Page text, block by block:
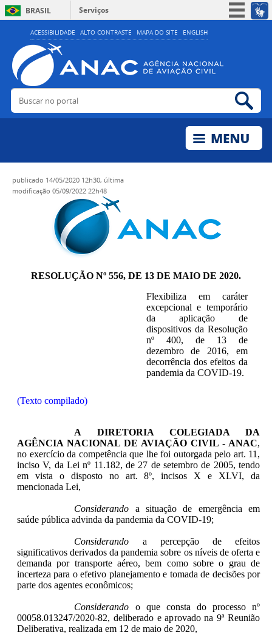
ACESSIBILIDADE ALTO CONTRASTE MAPA DO SITE ENGLISH
BRASIL
Serviços
Simplifique!
Acesso à informação
Legislação
Buscar no portal
publicado 14/05/2020 12h30, última
modificação 05/09/2022 22h48
RESOLUÇÃO Nº 556, DE 13 DE MAIO DE 2020.
Flexibiliza em caráter
excepcional e temporário
da aplicação de
dispositivos da Resolução
nº 400, de 13 de
dezembro de 2016, em
decorrência dos efeitos da
pandemia da COVID-19.
(Texto compilado)
A DIRETORIA COLEGIADA DA
AGÊNCIA NACIONAL DE AVIAÇÃO CIVIL - ANAC,
no exercício da competência que lhe foi outorgada pelo art. 11,
inciso V, da Lei nº 11.182, de 27 de setembro de 2005, tendo
em vista o disposto no art. 8º, incisos X e XLVI, da
mencionada Lei,
Considerando a situação de emergência em
saúde pública advinda da pandemia da COVID-19;
Considerando a percepção de efeitos
significativos derivados da pandemia sobre os níveis de oferta e
demanda por transporte aéreo, bem como sobre o grau de
incerteza para o efetivo planejamento e tomada de decisões por
parte dos agentes econômicos;
Considerando o que consta do processo nº
00058.013247/2020-82, deliberado e aprovado na 9ª Reunião
Deliberativa, realizada em 12 de maio de 2020,